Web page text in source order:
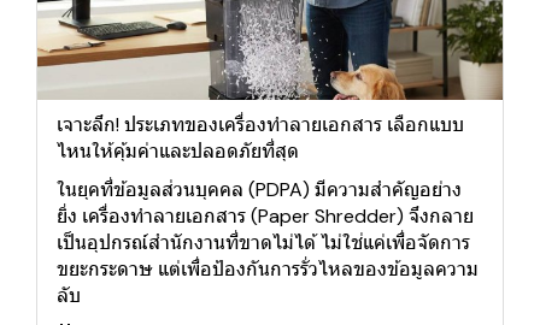
เจาะลึก! ประเภทของเครื่องทำลายเอกสาร เลือกแบบ
ไหนให้คุ้มค่าและปลอดภัยที่สุด
ในยุคที่ข้อมูลส่วนบุคคล (PDPA) มีความสำคัญอย่าง
ยิ่ง เครื่องทำลายเอกสาร (Paper Shredder) จึงกลาย
เป็นอุปกรณ์สำนักงานที่ขาดไม่ได้ ไม่ใช่แค่เพื่อจัดการ
ขยะกระดาษ แต่เพื่อป้องกันการรั่วไหลของข้อมูลความ
ลับ